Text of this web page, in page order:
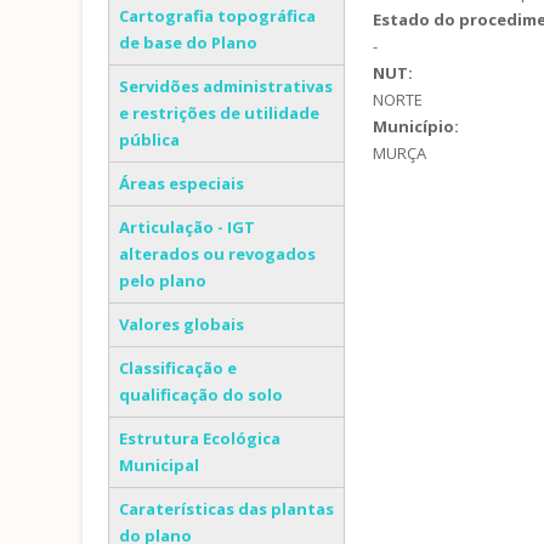
Cartografia topográfica
de base do Plano
Servidões administrativas
e restrições de utilidade
pública
Áreas especiais
Articulação - IGT
alterados ou revogados
pelo plano
Valores globais
Classificação e
qualificação do solo
Estrutura Ecológica
Municipal
Caraterísticas das plantas
do plano
Estado do
-
NUT:
NORTE
Município:
MURÇA